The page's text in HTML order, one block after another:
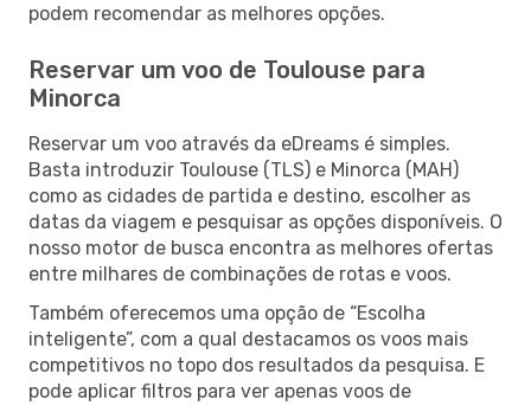
podem recomendar as melhores opções.
Reservar um voo de Toulouse para
Minorca
Reservar um voo através da eDreams é simples.
Basta introduzir Toulouse (TLS) e Minorca (MAH)
como as cidades de partida e destino, escolher as
datas da viagem e pesquisar as opções disponíveis. O
nosso motor de busca encontra as melhores ofertas
entre milhares de combinações de rotas e voos.
Também oferecemos uma opção de “Escolha
inteligente”, com a qual destacamos os voos mais
competitivos no topo dos resultados da pesquisa. E
pode aplicar filtros para ver apenas voos de